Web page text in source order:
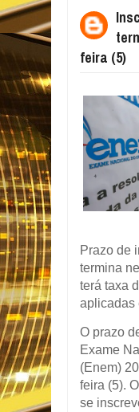
feira (5)
Prazo de
termina
terá taxa
aplicadas
O prazo
Exame
(Enem)
feira (5).
se